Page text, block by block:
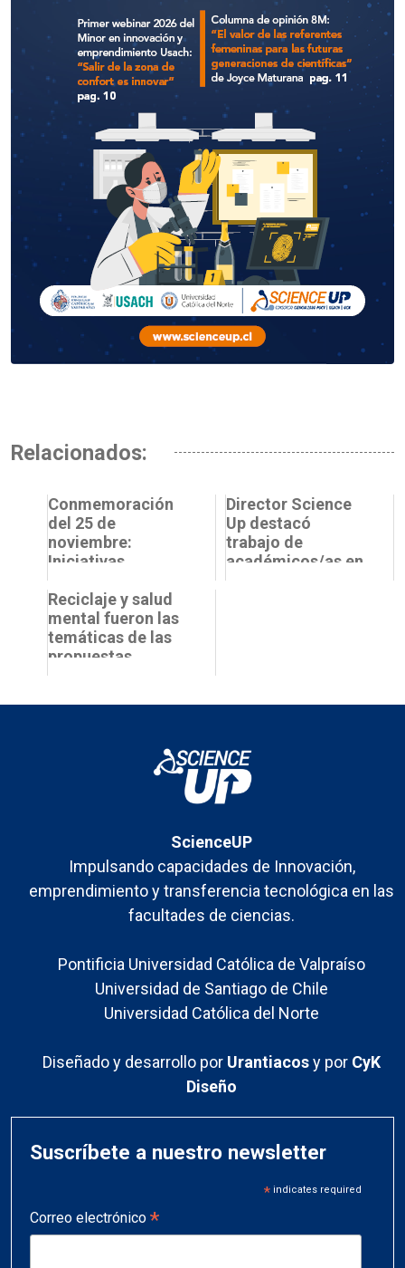
Relacionados:
Conmemoración
del 25 de
noviembre:
Iniciativas
PUCV, USACH y
UCN en torno a la
err...
Director Science
Up destacó
trabajo de
académicos/as en
Reciclaje y salud
mental fueron las
temáticas de las
propuestas
ScienceUP
Impulsando capacidades de Innovación,
emprendimiento y transferencia tecnológica en las
facultades de ciencias.
Pontificia Universidad Católica de Valpraíso
Universidad de Santiago de Chile
Universidad Católica del Norte
Diseñado y desarrollo por Urantiacosy por CyK
Diseño
Suscríbete a nuestro newsletter
*indicates required
Correo electrónico *